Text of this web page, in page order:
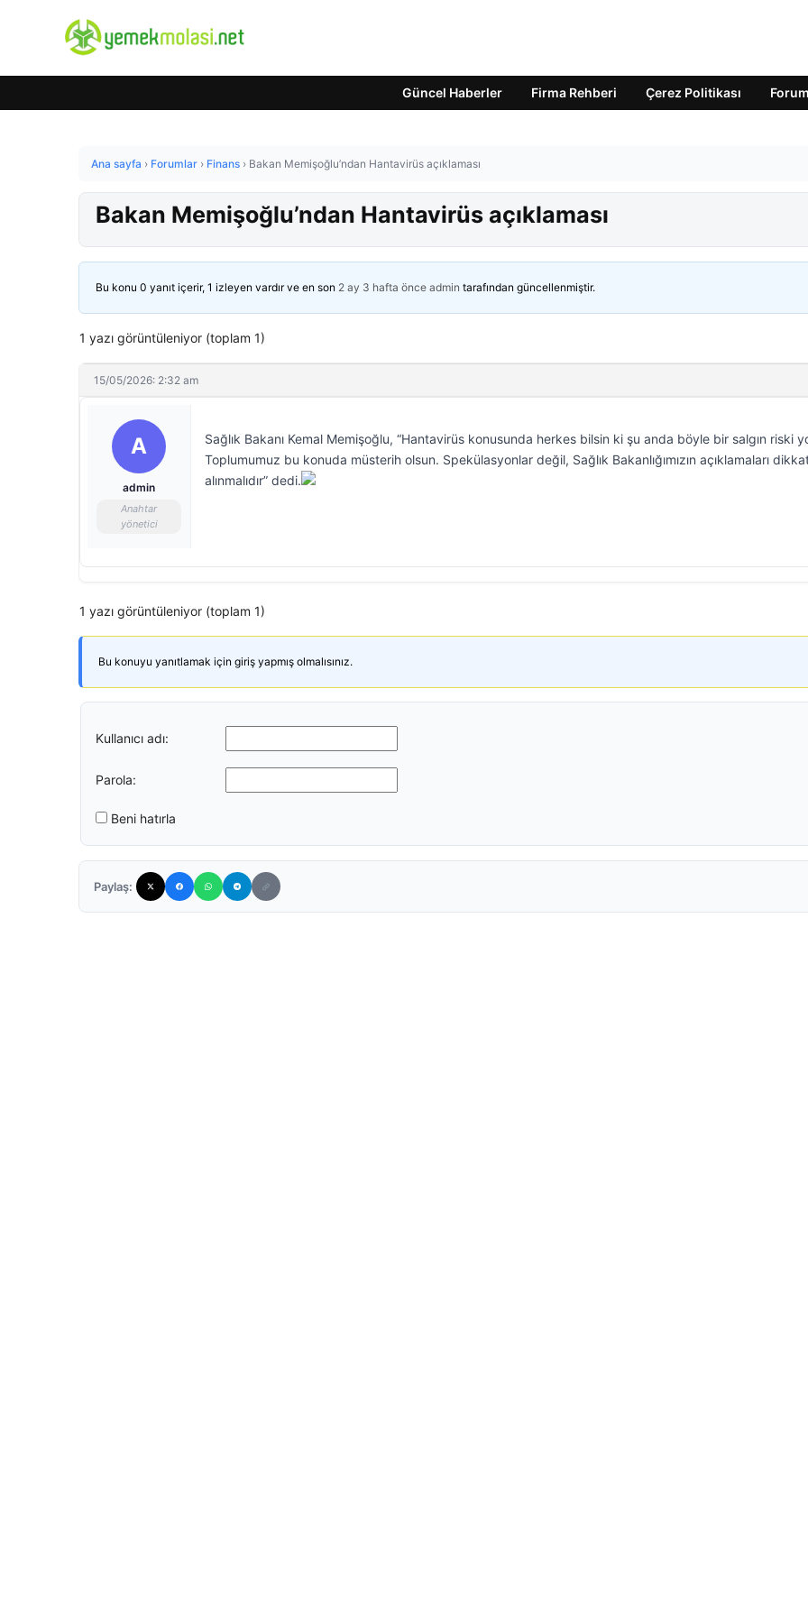
Güncel Haberler Firma Rehberi Çerez Politikası Forum
Ana sayfa › Forumlar › Finans › Bakan Memişoğlu’ndan Hantavirüs açıklaması
Bakan Memişoğlu’ndan Hantavirüs açıklaması
Bu konu 0 yanıt içerir, 1 izleyen vardır ve en son 2 ay 3 hafta önce admin tarafından güncellenmiştir.
1 yazı görüntüleniyor (toplam 1)
15/05/2026: 2:32 am
A
admin
Anahtar
yönetici
Sağlık Bakanı Kemal Memişoğlu, “Hantavirüs konusunda herkes bilsin ki şu anda böyle bir salgın riski
Toplumumuz bu konuda müsterih olsun. Spekülasyonlar değil, Sağlık Bakanlığımızın açıklamaları
alınmalıdır” dedi.
1 yazı görüntüleniyor (toplam 1)
Bu konuyu yanıtlamak için giriş yapmış olmalısınız.
Kullanıcı adı:
Parola:
Beni hatırla
Paylaş: